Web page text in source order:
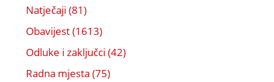
Natječaji (81)
Obavijest (1613)
Odluke i zaključci (42)
Radna mjesta (75)